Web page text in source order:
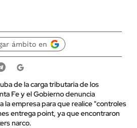
ámbito en
de la carga tributaria de los
Fe y el Gobierno denuncia
la empresa para que realice "controles
entrega point, ya que encontraron
narco.